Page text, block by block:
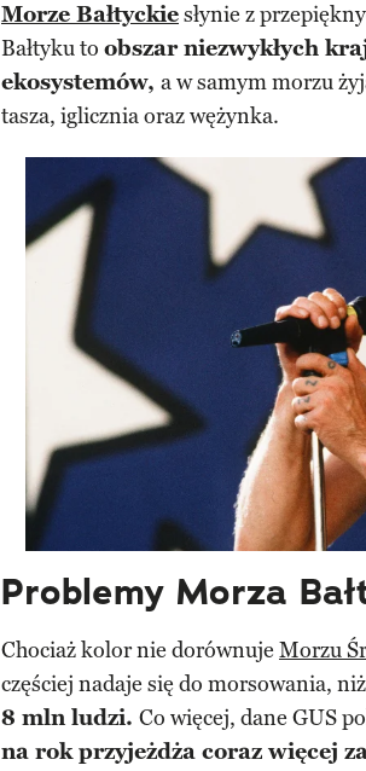
Morze Bałtyckiesłynie z
Bałtyku to obszar niezwykłych
ekosystemów, a w samym morzu
tasza, iglicznia oraz wężynka.
Problemy Morza
Chociaż kolor nie dorównuje Morzu
częściej nadaje się do morsowania,
8 mln ludzi. Co więcej, dane GUS
na rok przyjeżdża coraz więcej